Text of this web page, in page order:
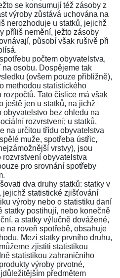
se konsumují též zásoby z
výroby zůstává uchována na
nerozhoduje u statků, jejichž
příliš nemění, ježto zásoby
působí však rušivě při
počtem obyvatelstva,
osobu. Dospějeme tak
(ovšem pouze přibližně),
methodou statistického
Tato číslice má však
ještě jen u statků, na jichž
bez ohledu na
rozvrstvení; u statků,
na určitou třídu obyvatelstva
muže, spotřeba ústřic,
vrstvy), jsou
obyvatelstva
pro srovnání spotřeby
dva druhy statků: statky v
jejichž statistické zjišťování
výroby nebo o statistiku daní
statky postihují, nebo konečně
a statky výlučně dovážené,
na roveň spotřebě, obsahuje
Mezi statky prvního druhu,
zjistiti statistikou
statistikou zahraničního
výroby prvotné,
předmětem